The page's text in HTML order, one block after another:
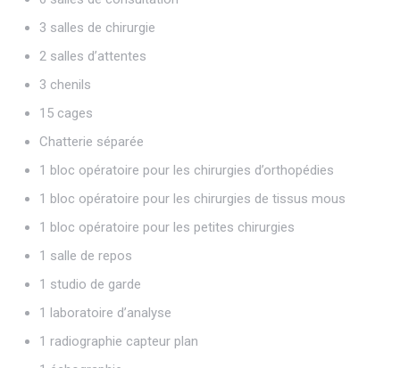
3 salles de chirurgie
2 salles d’attentes
3 chenils
15 cages
Chatterie séparée
1 bloc opératoire pour les chirurgies d’orthopédies
1 bloc opératoire pour les chirurgies de tissus mous
1 bloc opératoire pour les petites chirurgies
1 salle de repos
1 studio de garde
1 laboratoire d’analyse
1 radiographie capteur plan